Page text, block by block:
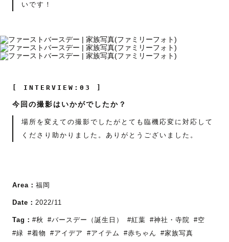
いです！
[ INTERVIEW:03 ]
今回の撮影はいかがでしたか？
場所を変えての撮影でしたがとても臨機応変に対応して
くださり助かりました。ありがとうございました。
Area： 福岡
Date： 2022/11
Tag： #秋 #バースデー（誕生日） #紅葉 #神社・寺院 #空
#緑 #着物 #アイデア #アイテム #赤ちゃん
#家族写真